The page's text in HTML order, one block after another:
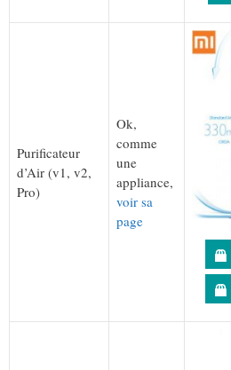
Purificateur
d’Air (v1, v2,
Pro)
Ok,
comme
une
appliance,
voir sa
page